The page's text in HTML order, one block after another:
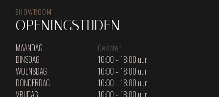
SHOWROOM
OPENINGSTIJDEN
MAANDAG
Gesloten
DINSDAG
10:00 – 18:00 uur
WOENSDAG
10:00 – 18:00 uur
DONDERDAG
10:00 – 18:00 uur